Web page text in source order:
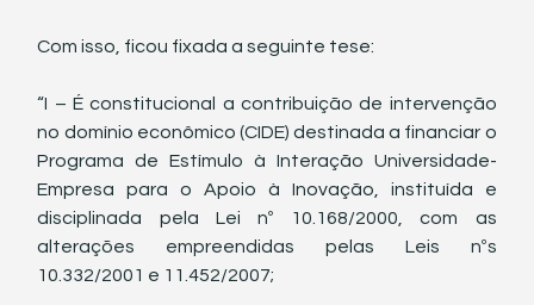
Com isso, ficou fixada a seguinte tese:
“I – É constitucional a contribuição de intervenção
no domínio econômico (CIDE) destinada a financiar o
Programa de Estímulo à Interação Universidade-
Empresa para o Apoio à Inovação, instituída e
disciplinada pela Lei nº 10.168/2000, com as
alterações empreendidas pelas Leis nºs
10.332/2001 e 11.452/2007;